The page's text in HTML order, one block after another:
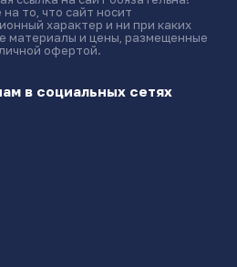
то, что сайт носит
характер и ни при каких
материалы и цены, размещенные
офертой.
в социальных сетях